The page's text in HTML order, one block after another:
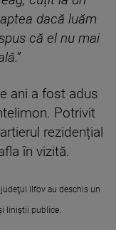
dacă luăm
că el nu mai
ani a fost adus
Potrivit
rezidențial
în vizită.
Ilfov au deschis un
liniștii publice.